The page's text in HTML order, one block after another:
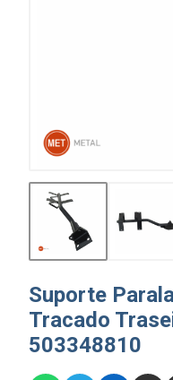
Suporte
Tracado
503348810